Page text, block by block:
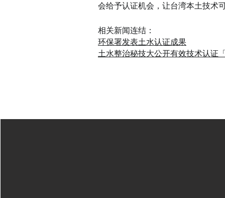
会给予认证机会，让台湾本土技术
相关新闻连结：
环保署发表土水认证成果
土水整治秘技大公开有效技术认证